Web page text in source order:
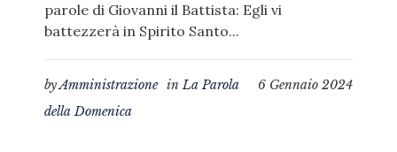
parole di Giovanni il Battista: Egli vi
battezzerà in Spirito Santo...
6 Gennaio 2024
byAmministrazione inLa Parola
della Domenica